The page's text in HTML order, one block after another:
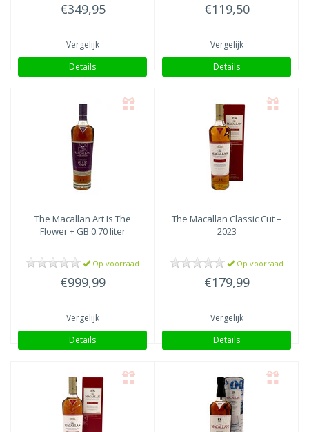
€349,95
Vergelijk
Details
€119,50
Vergelijk
Details
The Macallan Art Is The
Flower + GB 0.70 liter
Op voorraad
€999,99
Vergelijk
Details
The Macallan Classic Cut –
2023
Op voorraad
€179,99
Vergelijk
Details